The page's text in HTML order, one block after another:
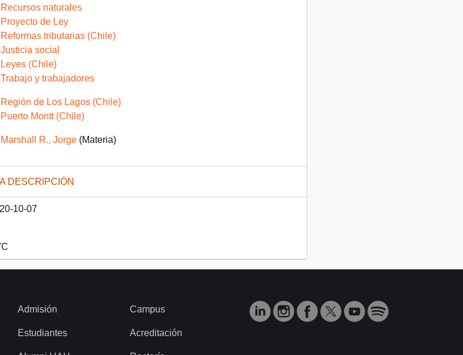
Recursos naturales
Proyecto de Ley
Reformas tributarias (Chile)
Justicia social
Leyes (Chile)
Trabajo y trabajadores
Región de Los Lagos (Chile)
Puerto Montt (Chile)
Marshall R., Jorge(Materia)
DESCRIPCIÓN
10-07
Admisión
Estudiantes
Campus
Acreditación